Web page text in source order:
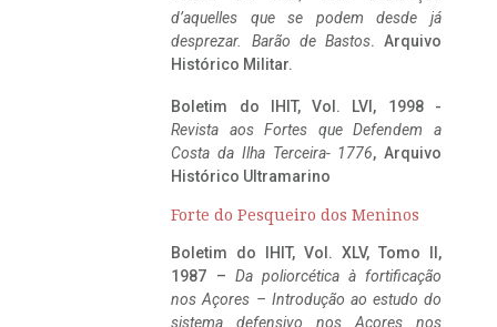
d’aquelles que se podem desde já
desprezar. Barão de Bastos. Arquivo
Histórico Militar.
Boletim do IHIT, Vol. LVI, 1998 -
Revista aos Fortes que Defendem a
Costa da Ilha Terceira- 1776, Arquivo
Histórico Ultramarino
Forte do Pesqueiro dos Meninos
Boletim do IHIT, Vol. XLV, Tomo II,
1987 – Da poliorcética à fortificação
nos Açores – Introdução ao estudo do
sistema defensivo nos Açores nos